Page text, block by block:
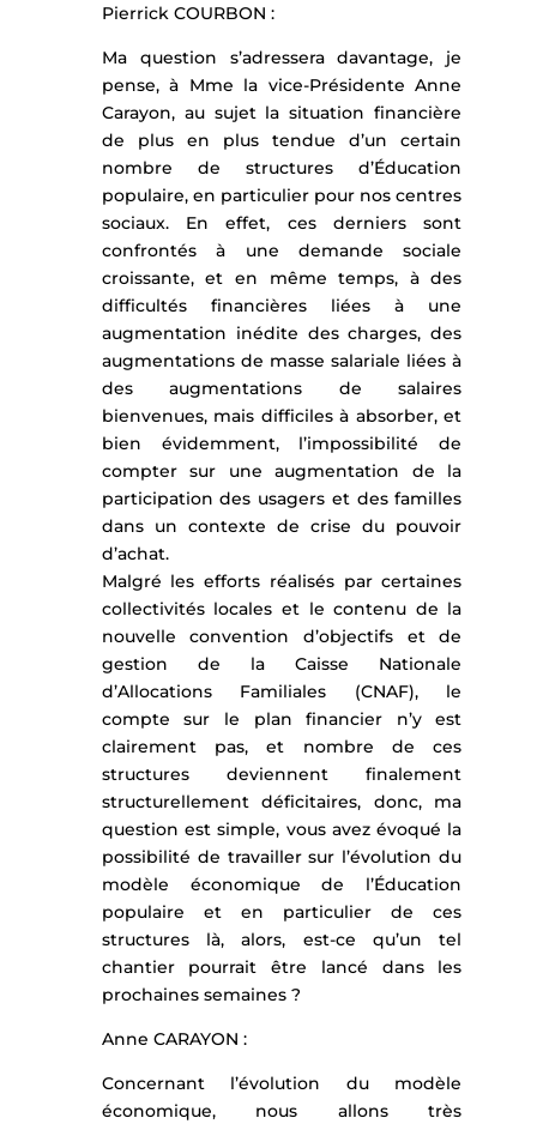
Pierrick COURBON :
Ma question s’adressera davantage, je
pense, à Mme la vice-Présidente Anne
Carayon, au sujet la situation financière
de plus en plus tendue d’un certain
nombre de structures d’Éducation
populaire, en particulier pour nos centres
sociaux. En effet, ces derniers sont
confrontés à une demande sociale
croissante, et en même temps, à des
difficultés financières liées à une
augmentation inédite des charges, des
augmentations de masse salariale liées à
des augmentations de salaires
bienvenues, mais difficiles à absorber, et
bien évidemment, l’impossibilité de
compter sur une augmentation de la
participation des usagers et des familles
dans un contexte de crise du pouvoir
d’achat.
Malgré les efforts réalisés par certaines
collectivités locales et le contenu de la
nouvelle convention d’objectifs et de
gestion de la Caisse Nationale
d’Allocations Familiales (CNAF), le
compte sur le plan financier n’y est
clairement pas, et nombre de ces
structures deviennent finalement
structurellement déficitaires, donc, ma
question est simple, vous avez évoqué la
possibilité de travailler sur l’évolution du
modèle économique de l’Éducation
populaire et en particulier de ces
structures là, alors, est-ce qu’un tel
chantier pourrait être lancé dans les
prochaines semaines ?
Anne CARAYON :
Concernant l’évolution du modèle
économique, nous allons très